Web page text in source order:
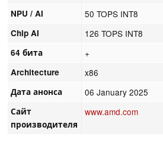
NPU / AI 50 TOPS INT8
Chip AI 126 TOPS INT8
64 бита +
Architecture x86
Дата анонса 06 January 2025
Сайт
производителя
www.amd.com